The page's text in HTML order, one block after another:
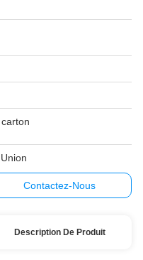
Contactez-Nous
Description De Produit